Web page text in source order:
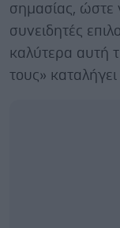
σημασίας, ώστε
συνειδητές
καλύτερα αυτή
τους» καταλήγει